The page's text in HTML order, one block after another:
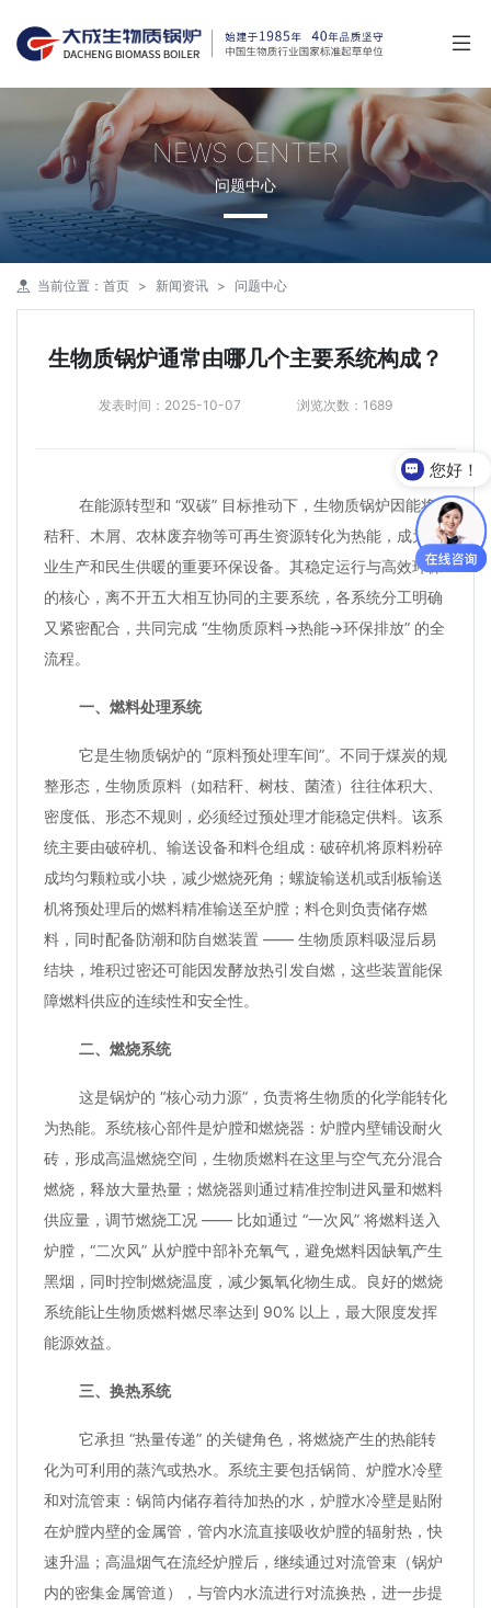
NEWS CENTER
问题中心
当前位置： 首页 新闻资讯 问题中心
生物质锅炉通常由哪几个主要系统构成？
发表时间：2025-10-07 浏览次数：1689
在能源转型和 “双碳” 目标推动下，生物质锅炉因能将
秸秆、木屑、农林废弃物等可再生资源转化为热能，成为工
业生产和民生供暖的重要环保设备。其稳定运行与高效环保
的核心，离不开五大相互协同的主要系统，各系统分工明确
又紧密配合，共同完成 “生物质原料→热能→环保排放” 的全
流程。
一、燃料处理系统
它是生物质锅炉的 “原料预处理车间”。不同于煤炭的规
整形态，生物质原料（如秸秆、树枝、菌渣）往往体积大、
密度低、形态不规则，必须经过预处理才能稳定供料。该系
统主要由破碎机、输送设备和料仓组成：破碎机将原料粉碎
成均匀颗粒或小块，减少燃烧死角；螺旋输送机或刮板输送
机将预处理后的燃料精准输送至炉膛；料仓则负责储存燃
料，同时配备防潮和防自燃装置 —— 生物质原料吸湿后易
结块，堆积过密还可能因发酵放热引发自燃，这些装置能保
障燃料供应的连续性和安全性。
二、燃烧系统
这是锅炉的 “核心动力源”，负责将生物质的化学能转化
为热能。系统核心部件是炉膛和燃烧器：炉膛内壁铺设耐火
砖，形成高温燃烧空间，生物质燃料在这里与空气充分混合
燃烧，释放大量热量；燃烧器则通过精准控制进风量和燃料
供应量，调节燃烧工况 —— 比如通过 “一次风” 将燃料送入
炉膛，“二次风” 从炉膛中部补充氧气，避免燃料因缺氧产生
黑烟，同时控制燃烧温度，减少氮氧化物生成。良好的燃烧
系统能让生物质燃料燃尽率达到 90% 以上，最大限度发挥
能源效益。
三、换热系统
它承担 “热量传递” 的关键角色，将燃烧产生的热能转
化为可利用的蒸汽或热水。系统主要包括锅筒、炉膛水冷壁
和对流管束：锅筒内储存着待加热的水，炉膛水冷壁是贴附
在炉膛内壁的金属管，管内水流直接吸收炉膛的辐射热，快
速升温；高温烟气在流经炉膛后，继续通过对流管束（锅炉
内的密集金属管道），与管内水流进行对流换热，进一步提
您好！